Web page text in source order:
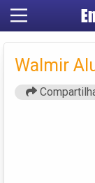
Walmir